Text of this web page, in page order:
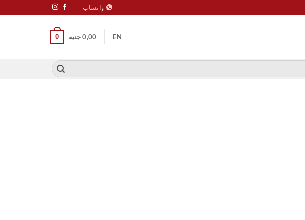
واتساب
EN
0,00 جنيه 0